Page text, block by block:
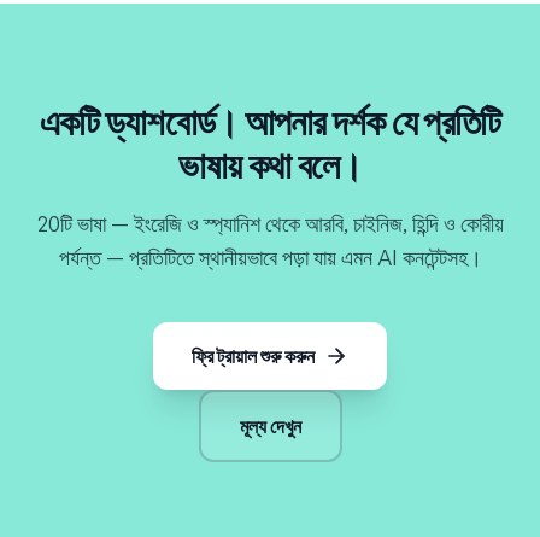
একটি ড্যাশবোর্ড। আপনার দর্শক যে প্রতিটি
ভাষায় কথা বলে।
20টি ভাষা — ইংরেজি ও স্প্যানিশ থেকে আরবি, চাইনিজ, হিন্দি ও কোরীয়
পর্যন্ত — প্রতিটিতে স্থানীয়ভাবে পড়া যায় এমন AI কনটেন্টসহ।
ফ্রি ট্রায়াল শুরু করুন
মূল্য দেখুন